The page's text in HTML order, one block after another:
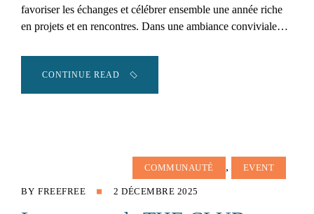
favoriser les échanges et célébrer ensemble une année riche
en projets et en rencontres. Dans une ambiance conviviale…
CONTINUE READ
COMMUNAUTÉ , EVENT
BY FREEFREE 2 DÉCEMBRE 2025